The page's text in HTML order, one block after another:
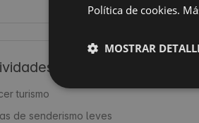
turismo
de senderismo leves
Política de cookies.
MOSTRAR